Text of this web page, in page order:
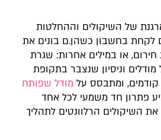
של השיקולים וההחלטות
לקחת בחשבון כשהן.ם בונים את
או במילים אחרות: שגרת
וניסיון שנצבר בתקופת
קודמים, ומתבסס על מודל שפותח
פתרון חד משמעי לכל אחד
השיקולים הרלוונטים לתהליך